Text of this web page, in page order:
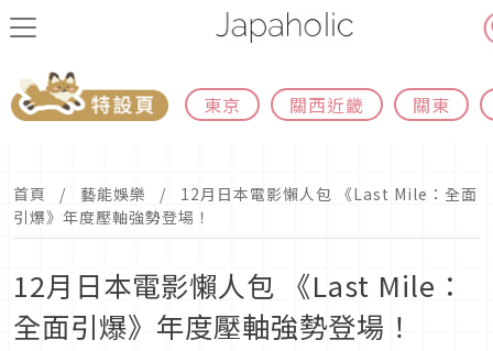
東京 關西近畿 關東
首頁 藝能娛樂
12月日本電影懶人包 《Last Mile：全面
引爆》年度壓軸強勢登場！
12月日本電影懶人包 《Last Mile：
全面引爆》年度壓軸強勢登場！